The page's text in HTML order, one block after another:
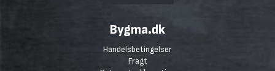
Bygma.dk
Handelsbetingelser
Fragt